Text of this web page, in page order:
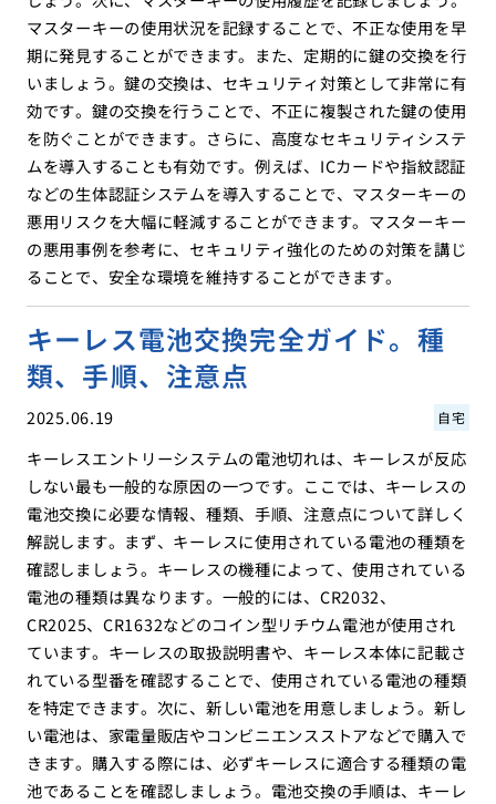
マスターキーの使用状況を記録することで、不正な使用を早
期に発見することができます。また、定期的に鍵の交換を行
いましょう。鍵の交換は、セキュリティ対策として非常に有
効です。鍵の交換を行うことで、不正に複製された鍵の使用
を防ぐことができます。さらに、高度なセキュリティシステ
ムを導入することも有効です。例えば、ICカードや指紋認証
などの生体認証システムを導入することで、マスターキーの
悪用リスクを大幅に軽減することができます。マスターキー
の悪用事例を参考に、セキュリティ強化のための対策を講じ
ることで、安全な環境を維持することができます。
キーレス電池交換完全ガイド。種
類、手順、注意点
2025.06.19 自宅
キーレスエントリーシステムの電池切れは、キーレスが反応
しない最も一般的な原因の一つです。ここでは、キーレスの
電池交換に必要な情報、種類、手順、注意点について詳しく
解説します。まず、キーレスに使用されている電池の種類を
確認しましょう。キーレスの機種によって、使用されている
電池の種類は異なります。一般的には、CR2032、
CR2025、CR1632などのコイン型リチウム電池が使用され
ています。キーレスの取扱説明書や、キーレス本体に記載さ
れている型番を確認することで、使用されている電池の種類
を特定できます。次に、新しい電池を用意しましょう。新し
い電池は、家電量販店やコンビニエンスストアなどで購入で
きます。購入する際には、必ずキーレスに適合する種類の電
池であることを確認しましょう。電池交換の手順は、キーレ